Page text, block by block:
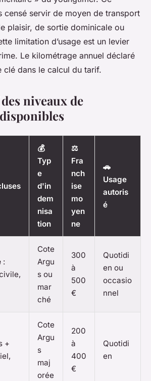
censé servir de moyen de transport
plaisir, de sortie dominicale ou
limitation d’usage est un levier
Le kilométrage annuel déclaré
clé dans le calcul du tarif.
niveaux de
💰
Typ
e
d'in
dem
nisa
tion
⚖️
Fra
nch
ise
mo
yen
ne
🚗
Usage
autoris
é
:
Cote
Argu
s ou
mar
ché
300
à
500
€
Quotidi
en ou
occasio
nnel
+
Cote
Argu
s
maj
orée
200
à
400
€
Quotidi
en